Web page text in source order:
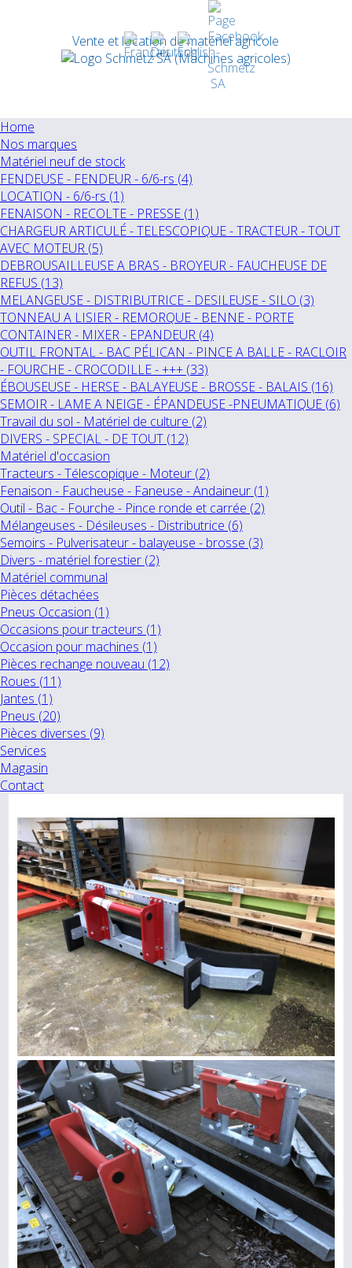
Vente et location de matériel agricole
Home
Nos marques
Matériel neuf de stock
FENDEUSE - FENDEUR - 6/6-rs (4)
LOCATION - 6/6-rs (1)
FENAISON - RECOLTE - PRESSE (1)
CHARGEUR ARTICULÉ - TELESCOPIQUE - TRACTEUR - TOUT
AVEC MOTEUR (5)
DEBROUSAILLEUSE A BRAS - BROYEUR - FAUCHEUSE DE
REFUS (13)
MELANGEUSE - DISTRIBUTRICE - DESILEUSE - SILO (3)
TONNEAU A LISIER - REMORQUE - BENNE - PORTE
CONTAINER - MIXER - EPANDEUR (4)
OUTIL FRONTAL - BAC PÉLICAN - PINCE A BALLE - RACLOIR
- FOURCHE - CROCODILLE - +++ (33)
ÉBOUSEUSE - HERSE - BALAYEUSE - BROSSE - BALAIS (16)
SEMOIR - LAME A NEIGE - ÉPANDEUSE -PNEUMATIQUE (6)
Travail du sol - Matériel de culture (2)
DIVERS - SPECIAL - DE TOUT (12)
Matériel d'occasion
Tracteurs - Télescopique - Moteur (2)
Fenaison - Faucheuse - Faneuse - Andaineur (1)
Outil - Bac - Fourche - Pince ronde et carrée (2)
Mélangeuses - Désileuses - Distributrice (6)
Semoirs - Pulverisateur - balayeuse - brosse (3)
Divers - matériel forestier (2)
Matériel communal
Pièces détachées
Pneus Occasion (1)
Occasions pour tracteurs (1)
Occasion pour machines (1)
Pièces rechange nouveau (12)
Roues (11)
Jantes (1)
Pneus (20)
Pièces diverses (9)
Services
Magasin
Contact